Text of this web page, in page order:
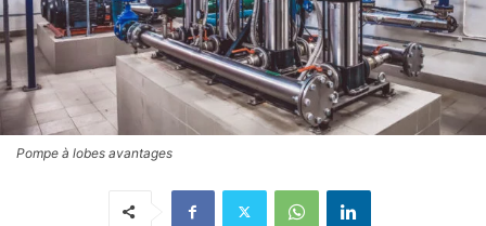
Pompe à lobes avantages